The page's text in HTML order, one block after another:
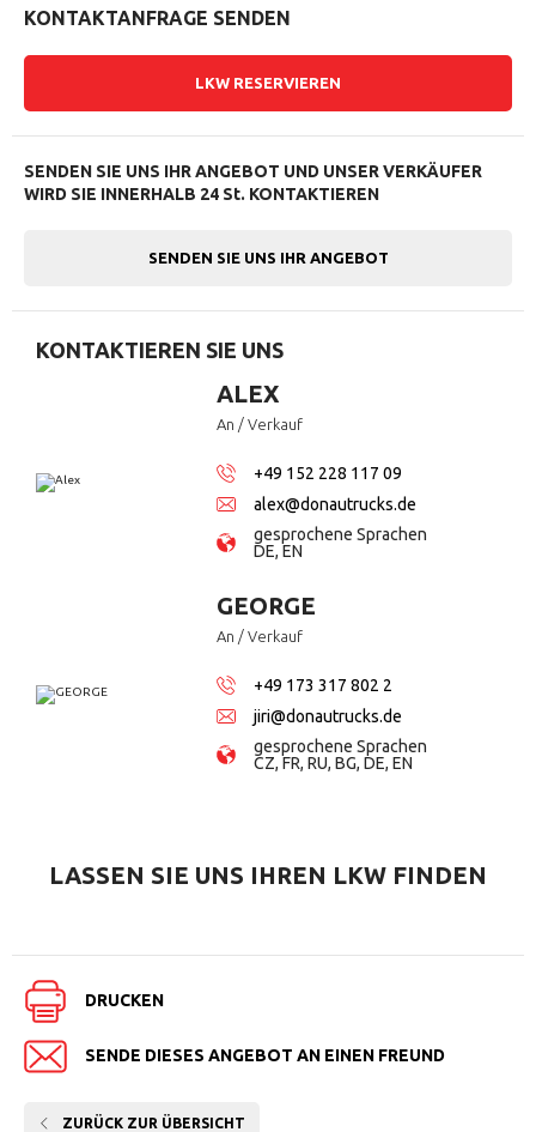
KONTAKTANFRAGE SENDEN
LKW RESERVIEREN
SENDEN SIE UNS IHR ANGEBOT UND UNSER VERKÄUFER
WIRD SIE INNERHALB 24 St. KONTAKTIEREN
SENDEN SIE UNS IHR ANGEBOT
KONTAKTIEREN SIE UNS
ALEX
An / Verkauf
+49 152 228 117 09
alex@donautrucks.de
gesprochene Sprachen
DE, EN
GEORGE
An / Verkauf
+49 173 317 802 2
jiri@donautrucks.de
gesprochene Sprachen
CZ, FR, RU, BG, DE, EN
LASSEN SIE UNS IHREN LKW FINDEN
DRUCKEN
SENDE DIESES ANGEBOT AN EINEN FREUND
ZURÜCK ZUR ÜBERSICHT